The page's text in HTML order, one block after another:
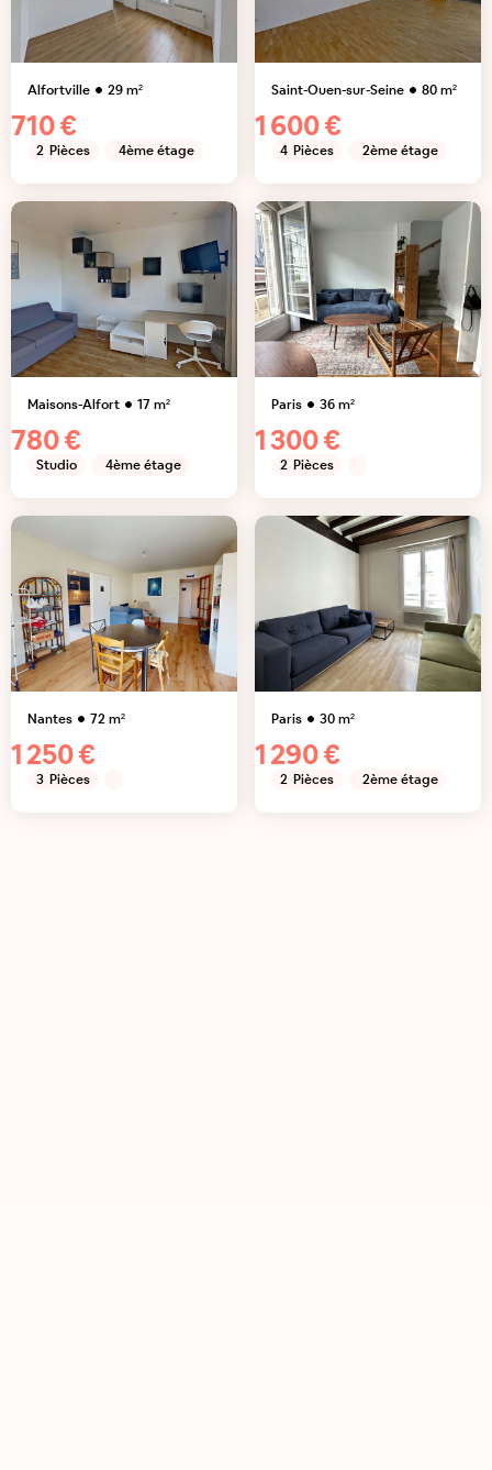
Alfortville 29m²
710 €
2 Pièces 4ème étage
Saint-Ouen-sur-Seine 80m²
1 600 €
4 Pièces 2ème étage
Maisons-Alfort 17m²
780 €
Studio 4ème étage
Paris 36m²
1 300 €
2 Pièces
Nantes 72m²
1 250 €
3 Pièces
Paris 30m²
1 290 €
2 Pièces 2ème étage